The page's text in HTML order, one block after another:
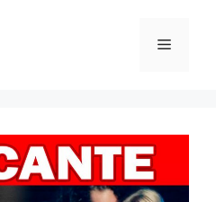
Menu